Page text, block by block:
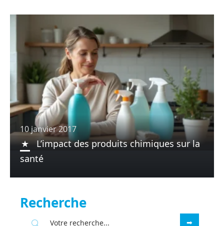
10 janvier 2017
L’impact des produits chimiques sur la
santé
Recherche